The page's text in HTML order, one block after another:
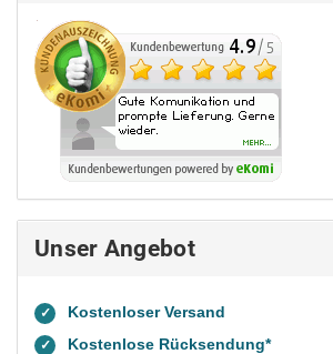
Unser Angebot
✓ Kostenloser Versand
✓ Kostenlose Rücksendung*